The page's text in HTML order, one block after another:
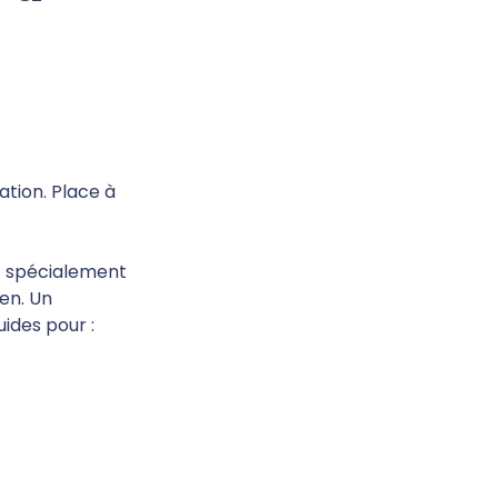
Place à
spécialement
Un
pour :